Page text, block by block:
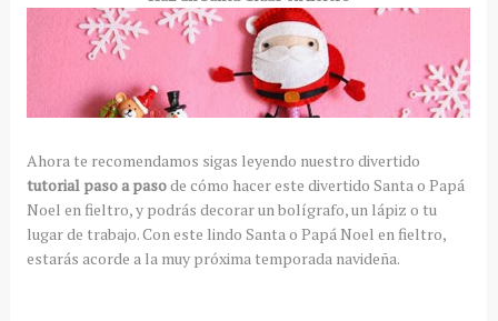
Ahora te recomendamos sigas leyendo nuestro divertido
tutorial paso a pasode cómo hacer este divertido Santa o Papá
Noel en fieltro, y podrás decorar un bolígrafo, un lápiz o tu
lugar de trabajo. Con este lindo Santa o Papá Noel en fieltro,
estarás acorde a la muy próxima temporada navideña.